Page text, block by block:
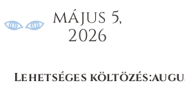
május 5,
2026
Lehetséges költözés: